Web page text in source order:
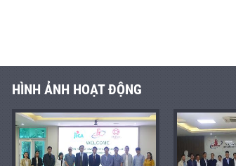
HÌNH ẢNH HOẠT ĐỘNG